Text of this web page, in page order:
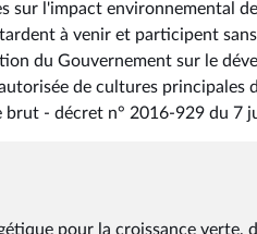
sur l'impact environnemental
à venir et participent
du Gouvernement sur le
de cultures principales
brut - décret n° 2016-929 du 7
pour la croissance verte,